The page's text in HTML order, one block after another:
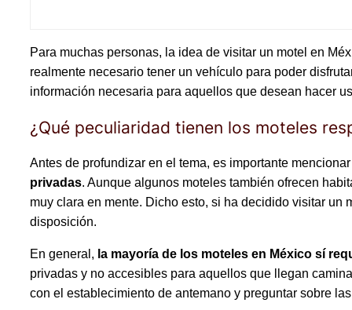
Para muchas personas, la idea de visitar un motel en
realmente necesario tener un vehículo para poder
información necesaria para aquellos que desean hacer
¿Qué peculiaridad tienen los moteles
Antes de profundizar en el tema, es importante
privadas. Aunque algunos moteles también ofrecen
muy clara en mente. Dicho esto, si ha decidido visitar
disposición.
En general, la mayoría de los moteles en México sí
privadas y no accesibles para aquellos que llegan
con el establecimiento de antemano y preguntar sobre